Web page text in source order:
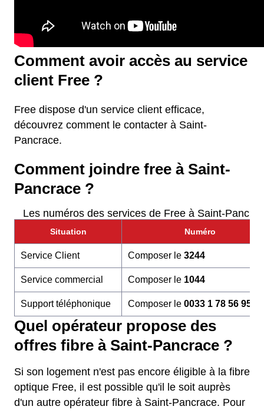
Comment avoir accès au service
client Free ?
Free dispose d'un service client efficace,
découvrez comment le contacter à Saint-
Pancrace.
Comment joindre free à Saint-
Pancrace ?
Les numéros des services de Free à Saint-
Situation Numéro
Service Client Composer le 3244
Service commercial Composer le 1044
Support téléphonique Composer le 0033 1 78 56 95 60
Quel opérateur propose des
offres fibre à Saint-Pancrace ?
Si son logement n'est pas encore éligible à la fibre
optique Free, il est possible qu'il le soit auprès
d'un autre opérateur fibre à Saint-Pancrace. Pour